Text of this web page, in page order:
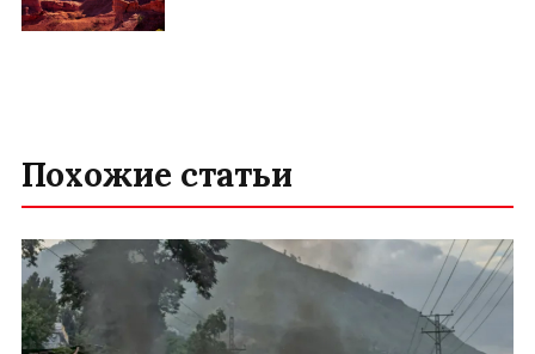
Похожие статьи